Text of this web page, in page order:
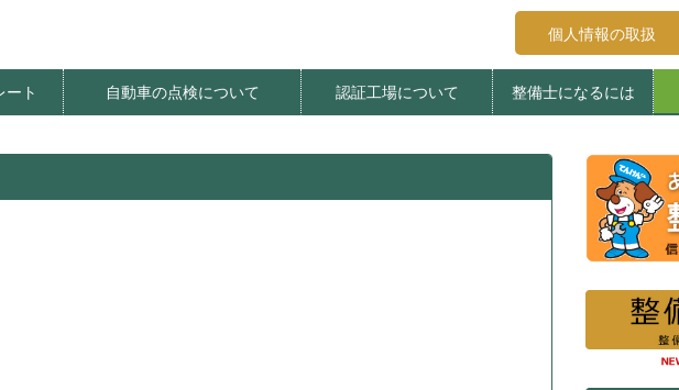
個人情報の取扱
ト 自動車の点検について 認証工場について 整備士になるには